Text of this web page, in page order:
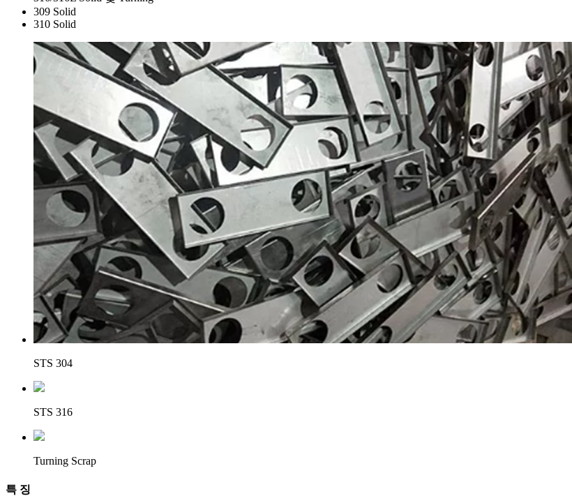
309 Solid
310 Solid
STS 304
STS 316
Turning Scrap
특 징